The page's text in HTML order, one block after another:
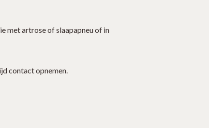
met artrose of slaapapneu of in
contact opnemen.